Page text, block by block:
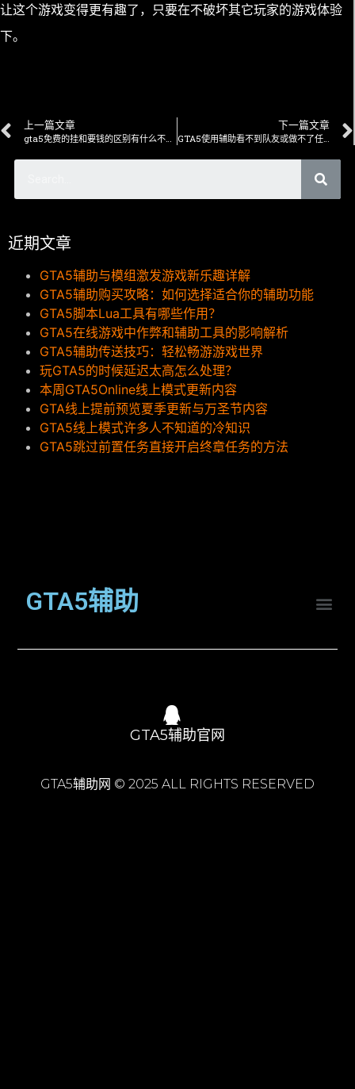
让这个游戏变得更有趣了，只要在不破坏其它玩家的游戏体验
下。
上一篇文章
gta5免费的挂和要钱的区别有什么不一样
下一篇文章
GTA5使用辅助看不到队友或做不了任务怎么办
近期文章
GTA5辅助与模组激发游戏新乐趣详解
GTA5辅助购买攻略：如何选择适合你的辅助功能
GTA5脚本Lua工具有哪些作用？
GTA5在线游戏中作弊和辅助工具的影响解析
GTA5辅助传送技巧：轻松畅游游戏世界
玩GTA5的时候延迟太高怎么处理？
本周GTA5Online线上模式更新内容
GTA线上提前预览夏季更新与万圣节内容
GTA5线上模式许多人不知道的冷知识
GTA5跳过前置任务直接开启终章任务的方法
GTA5辅助
GTA5辅助官网
GTA5辅助网 © 2025 ALL RIGHTS RESERVED